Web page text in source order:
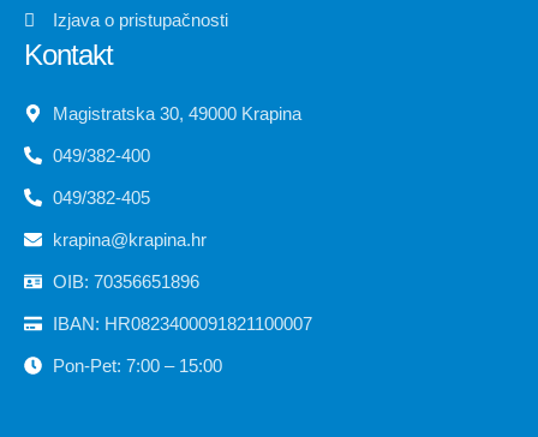
Izjava o pristupačnosti
Kontakt
Magistratska 30, 49000 Krapina
049/382-400
049/382-405
krapina@krapina.hr
OIB: 70356651896
IBAN: HR0823400091821100007
Pon-Pet: 7:00 – 15:00